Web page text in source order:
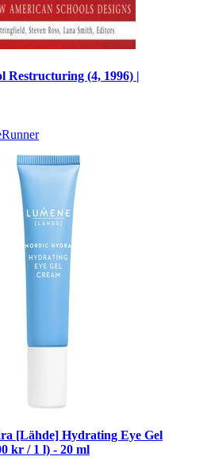
Restructuring (4, 1996) |
[Lähde] Hydrating Eye Gel
kr / 1 l) - 20 ml